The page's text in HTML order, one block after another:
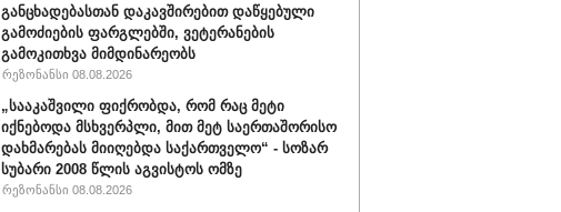
განცხადებასთან დაკავშირებით დაწყებული
გამოძიების ფარგლებში, ვეტერანების
გამოკითხვა მიმდინარეობს
რეზონანსი 08.08.2026
„სააკაშვილი ფიქრობდა, რომ რაც მეტი
იქნებოდა მსხვერპლი, მით მეტ საერთაშორისო
დახმარებას მიიღებდა საქართველო“ - სოზარ
სუბარი 2008 წლის აგვისტოს ომზე
რეზონანსი 08.08.2026